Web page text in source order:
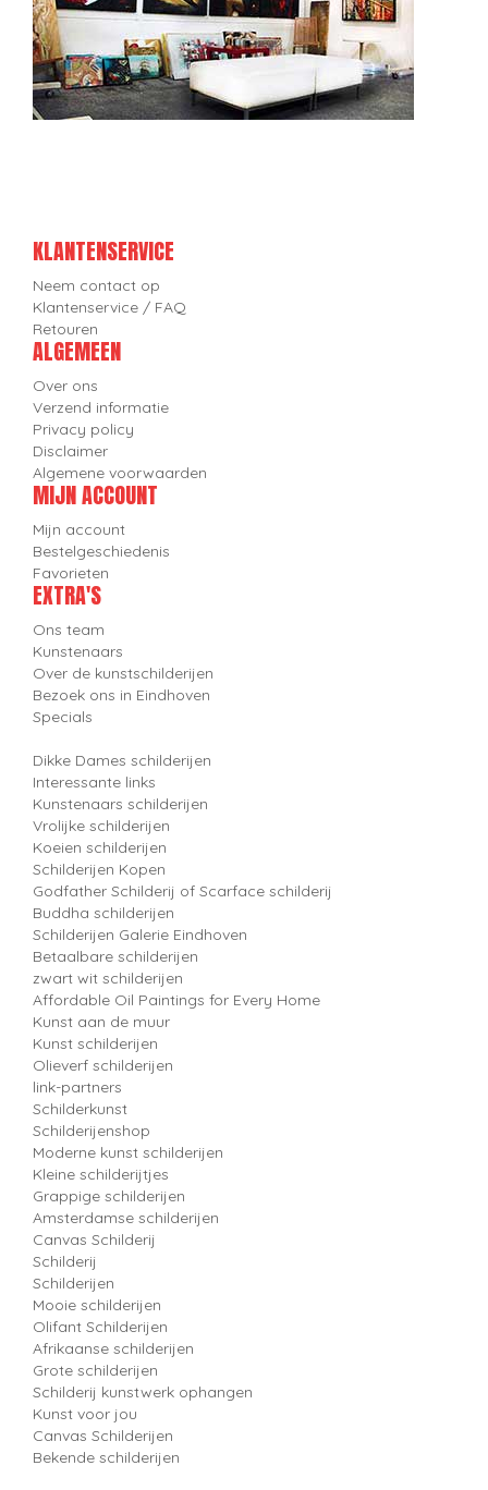
KLANTENSERVICE
Neem contact op
Klantenservice / FAQ
Retouren
ALGEMEEN
Over ons
Verzend informatie
Privacy policy
Disclaimer
Algemene voorwaarden
MIJN ACCOUNT
Mijn account
Bestelgeschiedenis
Favorieten
EXTRA'S
Ons team
Kunstenaars
Over de kunstschilderijen
Bezoek ons in Eindhoven
Specials
Dikke Dames schilderijen
Interessante links
Kunstenaars schilderijen
Vrolijke schilderijen
Koeien schilderijen
Schilderijen Kopen
Godfather Schilderij of Scarface schilderij
Buddha schilderijen
Schilderijen Galerie Eindhoven
Betaalbare schilderijen
zwart wit schilderijen
Affordable Oil Paintings for Every Home
Kunst aan de muur
Kunst schilderijen
Olieverf schilderijen
link-partners
Schilderkunst
Schilderijenshop
Moderne kunst schilderijen
Kleine schilderijtjes
Grappige schilderijen
Amsterdamse schilderijen
Canvas Schilderij
Schilderij
Schilderijen
Mooie schilderijen
Olifant Schilderijen
Afrikaanse schilderijen
Grote schilderijen
Schilderij kunstwerk ophangen
Kunst voor jou
Canvas Schilderijen
Bekende schilderijen